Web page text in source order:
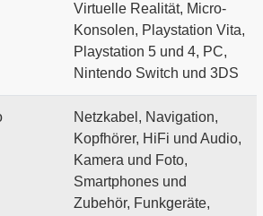
Virtuelle Realität, Micro-
Konsolen, Playstation Vita,
Playstation 5 und 4, PC,
Nintendo Switch und 3DS
Netzkabel, Navigation,
Kopfhörer, HiFi und Audio,
Kamera und Foto,
Smartphones und
Zubehör, Funkgeräte,